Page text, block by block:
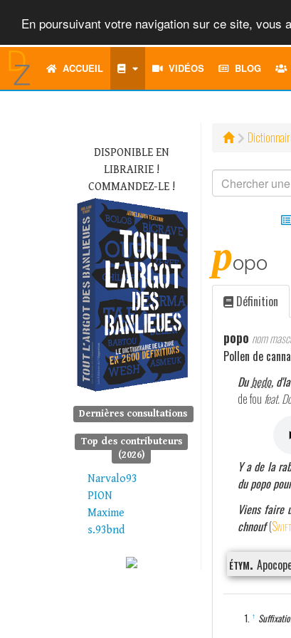
En poursuivant votre navigation sur ce site, vous
ACCUEIL VIDÉOS BLOG
DISPONIBLE EN
LIBRAIRIE !
COMMANDEZ-LE !
Dernières consultations
Top des contributeurs
(2026)
Narvalo93
PION
Maxime
s.93bnd
popo
Définition
popo nom
Pollen de
Dubedo, d'la
de fou feat.
Y a de la
du popo
Viens faire
chnouf (
étym.
↑